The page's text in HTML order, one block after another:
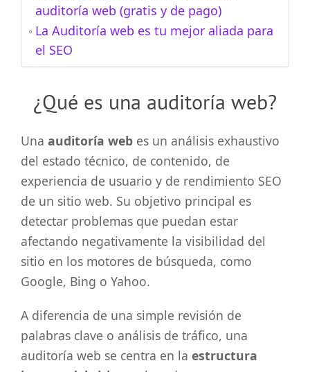
auditoría web (gratis y de pago)
La Auditoría web es tu mejor aliada para
el SEO
¿Qué es una auditoría web?
Una auditoría web es un análisis exhaustivo
del estado técnico, de contenido, de
experiencia de usuario y de rendimiento SEO
de un sitio web. Su objetivo principal es
detectar problemas que puedan estar
afectando negativamente la visibilidad del
sitio en los motores de búsqueda, como
Google, Bing o Yahoo.
A diferencia de una simple revisión de
palabras clave o análisis de tráfico, una
auditoría web se centra en la estructura